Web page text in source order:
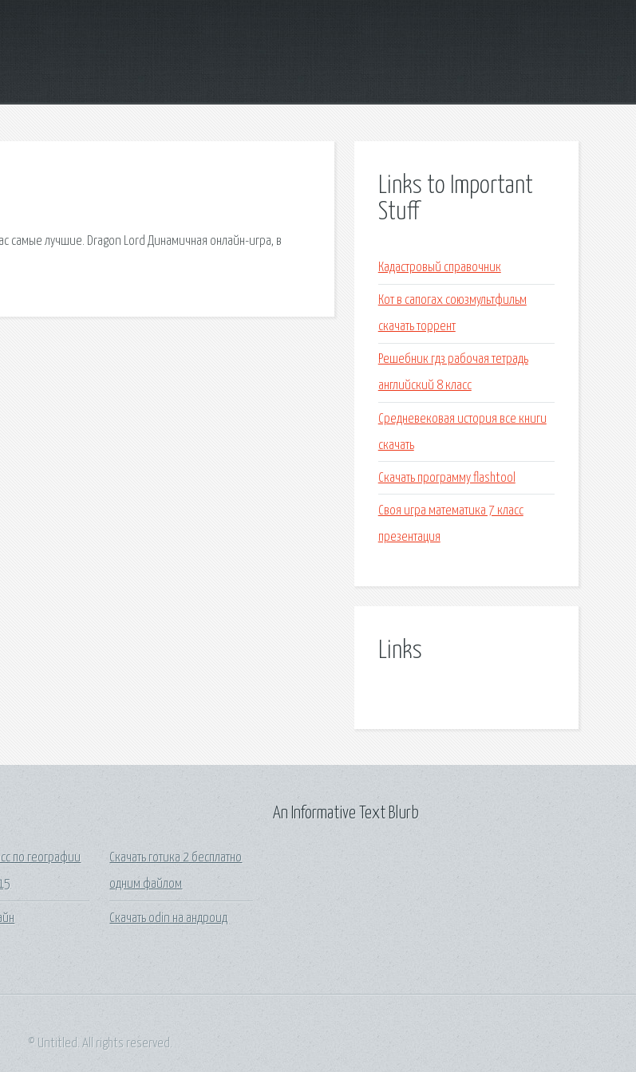
самые лучшие. Dragon Lord Динамичная онлайн-игра, в
Links to Important
Stuff
Кадастровый справочник
Кот в сапогах союзмультфильм
скачать торрент
Решебник гдз рабочая тетрадь
английский 8 класс
Средневековая история все книги
скачать
Скачать программу flashtool
Своя игра математика 7 класс
презентация
Links
по географии
Скачать готика 2 бесплатно
одним файлом
Скачать odin на андроид
An Informative Text Blurb
© Untitled. All rights reserved.